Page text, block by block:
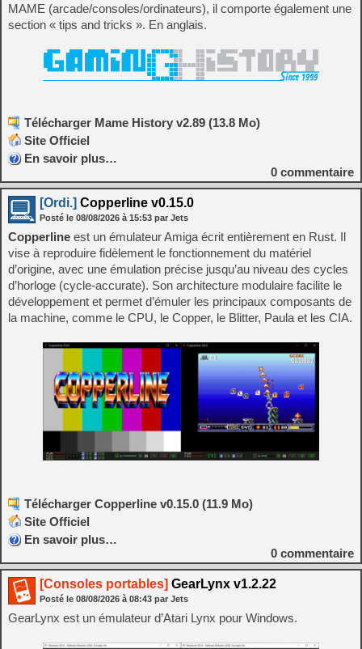
MAME (arcade/consoles/ordinateurs), il comporte également une
section « tips and tricks ». En anglais.
Télécharger Mame History v2.89 (13.8 Mo)
Site Officiel
En savoir plus…
0 commentaire
[Ordi.] Copperline v0.15.0
Posté le 08/08/2026 à 15:53 par Jets
Copperline est un émulateur Amiga écrit entièrement en Rust. Il
vise à reproduire fidèlement le fonctionnement du matériel
d’origine, avec une émulation précise jusqu’au niveau des cycles
d’horloge (cycle-accurate). Son architecture modulaire facilite le
développement et permet d’émuler les principaux composants de
la machine, comme le CPU, le Copper, le Blitter, Paula et les CIA.
Télécharger Copperline v0.15.0 (11.9 Mo)
Site Officiel
En savoir plus…
0 commentaire
[Consoles portables] GearLynx v1.2.22
Posté le 08/08/2026 à 08:43 par Jets
GearLynx est un émulateur d’Atari Lynx pour Windows.